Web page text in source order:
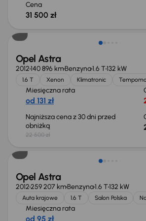
Cena
31 500 zł
Taniej o 500 zł
Opel Astra
2012140 896 kmBenzyna1.6 T132 kW
1.6 T Xenon Klimatronic
Miesięczna rata
od 131 zł
Najniższa cena z 30 dni przed
obniżką
22 500 zł
Świeżo skupione
Opel Astra
2012259 207 kmBenzyna1.6 T132 kW
Auta krajowe 1.6 T Salon Polska
Miesięczna rata
od 95 zł